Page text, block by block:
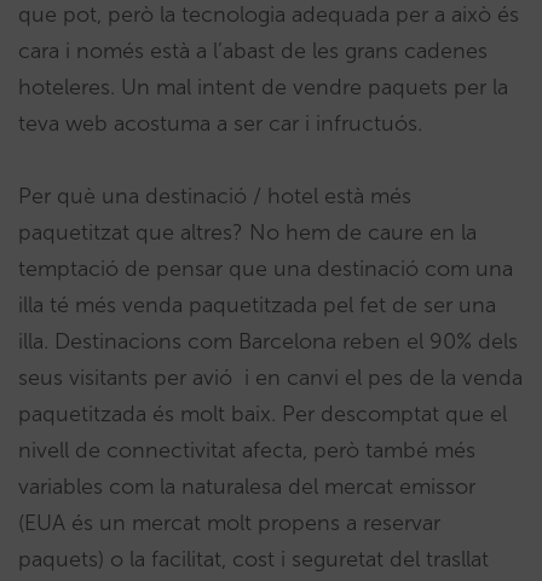
que pot, però la tecnologia adequada per a això és
cara i només està a l’abast de les grans cadenes
hoteleres. Un mal intent de vendre paquets per la
teva web acostuma a ser car i infructuós.
Per què una destinació / hotel està més
paquetitzat que altres? No hem de caure en la
temptació de pensar que una destinació com una
illa té més venda paquetitzada pel fet de ser una
illa. Destinacions com Barcelona reben el 90% dels
seus visitants per avió i en canvi el pes de la venda
paquetitzada és molt baix. Per descomptat que el
nivell de connectivitat afecta, però també més
variables com la naturalesa del mercat emissor
(EUA és un mercat molt propens a reservar
paquets) o la facilitat, cost i seguretat del trasllat